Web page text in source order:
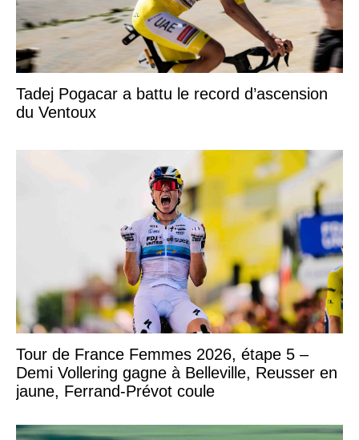
Tadej Pogacar a battu le record d’ascension
du Ventoux
Tour de France Femmes 2026, étape 5 –
Demi Vollering gagne à Belleville, Reusser en
jaune, Ferrand-Prévot coule